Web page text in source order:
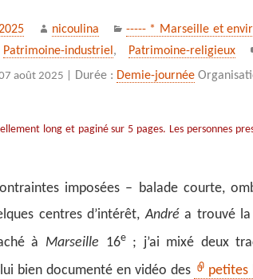
Auteur
nicoulina Catégories
----- * Marseille et
Patrimoine-industriel , Patrimoine-religieux
août 2025 | Durée : Demie-journée
long et paginé sur 5 pages. Les personnes
imposées – balade courte,
centres d’intérêt,André a trouvé
à Marseille 16e; j’ai mixé deux
bien documenté en vidéo des petites